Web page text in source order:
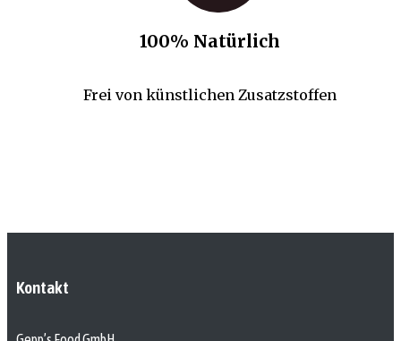
100% Natürlich
Frei von künstlichen Zusatzstoffen
Kontakt